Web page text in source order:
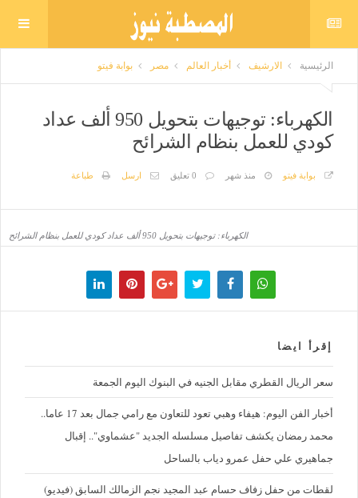
الرئيسية الارشيف أخبار العالم مصر بوابة فيتو
الكهرباء: توجيهات بتحويل 950 ألف عداد
كودي للعمل بنظام الشرائح
بوابة فيتو منذ شهر 0 تعليق ارسل طباعة
الكهرباء: توجيهات بتحويل 950 ألف عداد كودي للعمل بنظام الشرائح
إقرأ ايضا
سعر الريال القطري مقابل الجنيه في البنوك اليوم الجمعة
أخبار الفن اليوم: هيفاء وهبي تعود للتعاون مع رامي جمال بعد 17 عاما..
محمد رمضان يكشف تفاصيل مسلسله الجديد "عشماوي".. إقبال
جماهيري علي حفل عمرو دياب بالساحل
لقطات من حفل زفاف حسام عبد المجيد نجم الزمالك السابق (فيديو)